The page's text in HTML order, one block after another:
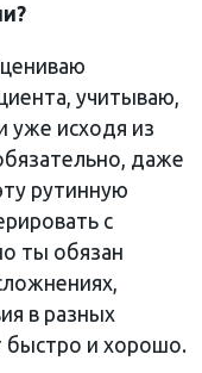
учитываю,
уже исходя из
даже
рутинную
с
ты обязан
в разных
быстро и хорошо.